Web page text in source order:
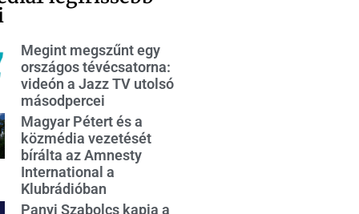
Megint megszűnt egy
országos tévécsatorna:
videón a Jazz TV utolsó
másodpercei
Magyar Pétert és a
közmédia vezetését
bírálta az Amnesty
International a
Klubrádióban
Panyi Szabolcs kapja a